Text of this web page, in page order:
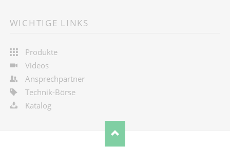
WICHTIGE LINKS
Produkte
Videos
Ansprechpartner
Technik-Börse
Katalog